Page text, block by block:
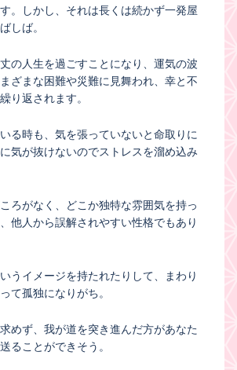
。しかし、それは長くは続かず一発屋
しば。
の人生を過ごすことになり、運気の波
ざまな困難や災難に見舞われ、幸と不
り返されます。
る時も、気を張っていないと命取りに
気が抜けないのでストレスを溜め込み
ろがなく、どこか独特な雰囲気を持っ
他人から誤解されやすい性格でもあり
うイメージを持たれたりして、まわり
て孤独になりがち。
めず、我が道を突き進んだ方があなた
ることができそう。